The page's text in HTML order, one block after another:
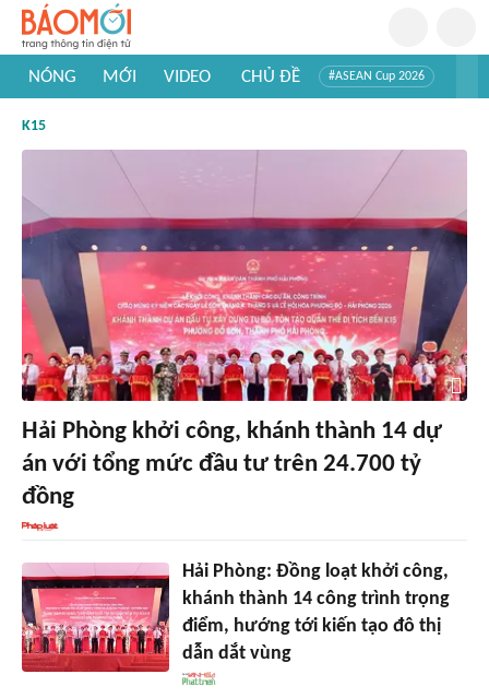
NÓNG MỚI VIDEO CHỦ ĐỀ #ASEAN Cup 2026
#Khám phá thế giới
K15
Hải Phòng khởi công, khánh thành 14 dự
án với tổng mức đầu tư trên 24.700 tỷ
đồng
Hải Phòng: Đồng loạt khởi công,
khánh thành 14 công trình trọng
điểm, hướng tới kiến tạo đô thị
dẫn dắt vùng